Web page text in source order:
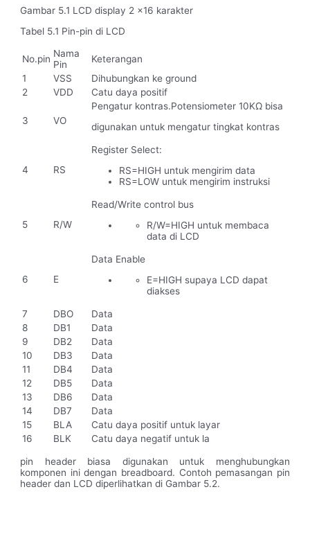
Gambar 5.1 LCD display 2 x16 karakter
Tabel 5.1 Pin-pin di LCD
No.pin Nama
Pin
Keterangan
1
VSS
Dihubungkan ke ground
2
VDD Catu daya positif
3 VO
Pengatur kontras.Potensiometer 10KΩ bisa
digunakan untuk mengatur tingkat kontras
4 RS
Register Select:
RS=HIGH untuk mengirim data
RS=LOW untuk mengirim instruksi
5 R/W
Read/Write control bus
R/W=HIGH untuk membaca
data di LCD
6 E
Data Enable
E=HIGH supaya LCD dapat
diakses
7 DBO
Data
8
DB1
Data
9
DB2
Data
10
DB3
Data
11
DB4
Data
12
DB5
Data
13
DB6
Data
14
DB7
Data
15
BLA
Catu daya positif untuk layar
16
BLK Catu daya negatif untuk la
pin header biasa digunakan untuk menghubungkan
komponen ini dengan breadboard. Contoh pemasangan pin
header dan LCD diperlihatkan di Gambar 5.2.